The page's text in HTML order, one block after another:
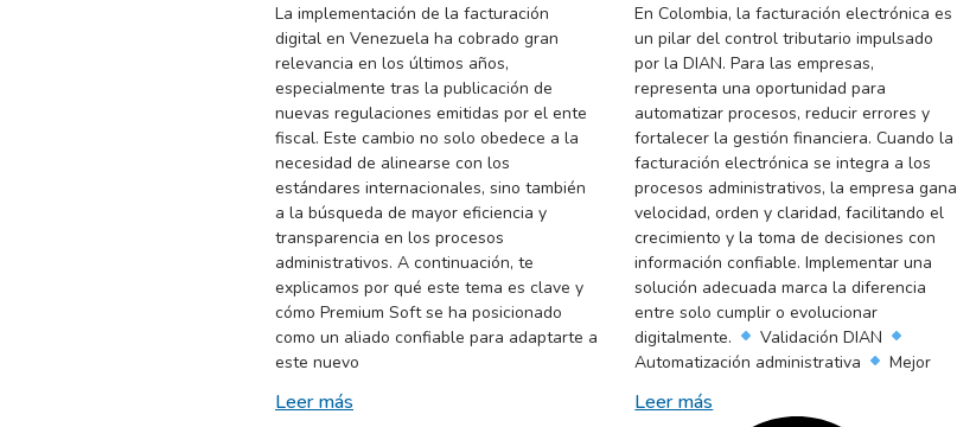
La implementación de la facturación
digital en Venezuela ha cobrado gran
relevancia en los últimos años,
especialmente tras la publicación de
nuevas regulaciones emitidas por el ente
fiscal. Este cambio no solo obedece a la
necesidad de alinearse con los
estándares internacionales, sino también
a la búsqueda de mayor eficiencia y
transparencia en los procesos
administrativos. A continuación, te
explicamos por qué este tema es clave y
cómo Premium Soft se ha posicionado
como un aliado confiable para adaptarte a
este nuevo
Leer más
En Colombia, la facturación electrónica es
un pilar del control tributario impulsado
por la DIAN. Para las empresas,
representa una oportunidad para
automatizar procesos, reducir errores y
fortalecer la gestión financiera. Cuando la
facturación electrónica se integra a los
procesos administrativos, la empresa gana
velocidad, orden y claridad, facilitando el
crecimiento y la toma de decisiones con
información confiable. Implementar una
solución adecuada marca la diferencia
entre solo cumplir o evolucionar
digitalmente.
Validación DIAN
Automatización administrativa
Mejor
Leer más